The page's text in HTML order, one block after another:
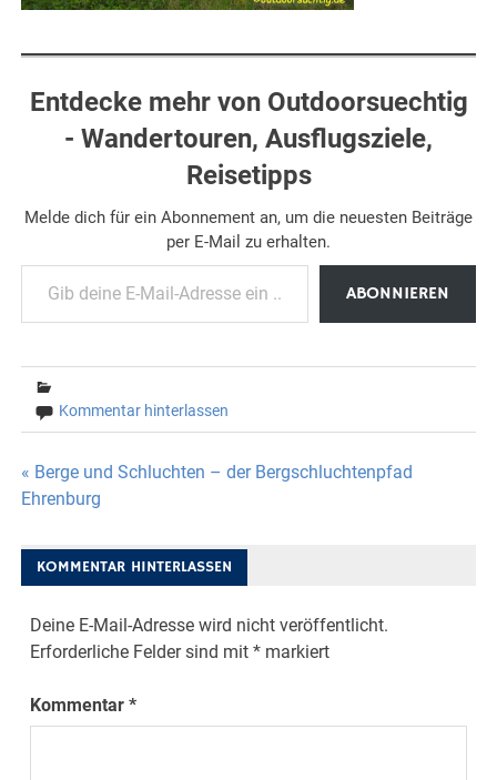
Entdecke mehr von Outdoorsuechtig
- Wandertouren, Ausflugsziele,
Reisetipps
Melde dich für ein Abonnement an, um die neuesten Beiträge
per E-Mail zu erhalten.
Gib deine E-Mail-Adresse ein ...
ABONNIEREN
Kommentar hinterlassen
Beitragsnavigation
« Berge und Schluchten – der Bergschluchtenpfad
Ehrenburg
KOMMENTAR HINTERLASSEN
Deine E-Mail-Adresse wird nicht veröffentlicht.
Erforderliche Felder sind mit* markiert
Kommentar*